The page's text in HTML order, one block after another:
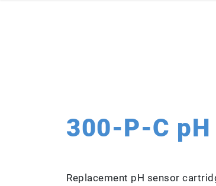
300-P-C
Replacement pH sensor